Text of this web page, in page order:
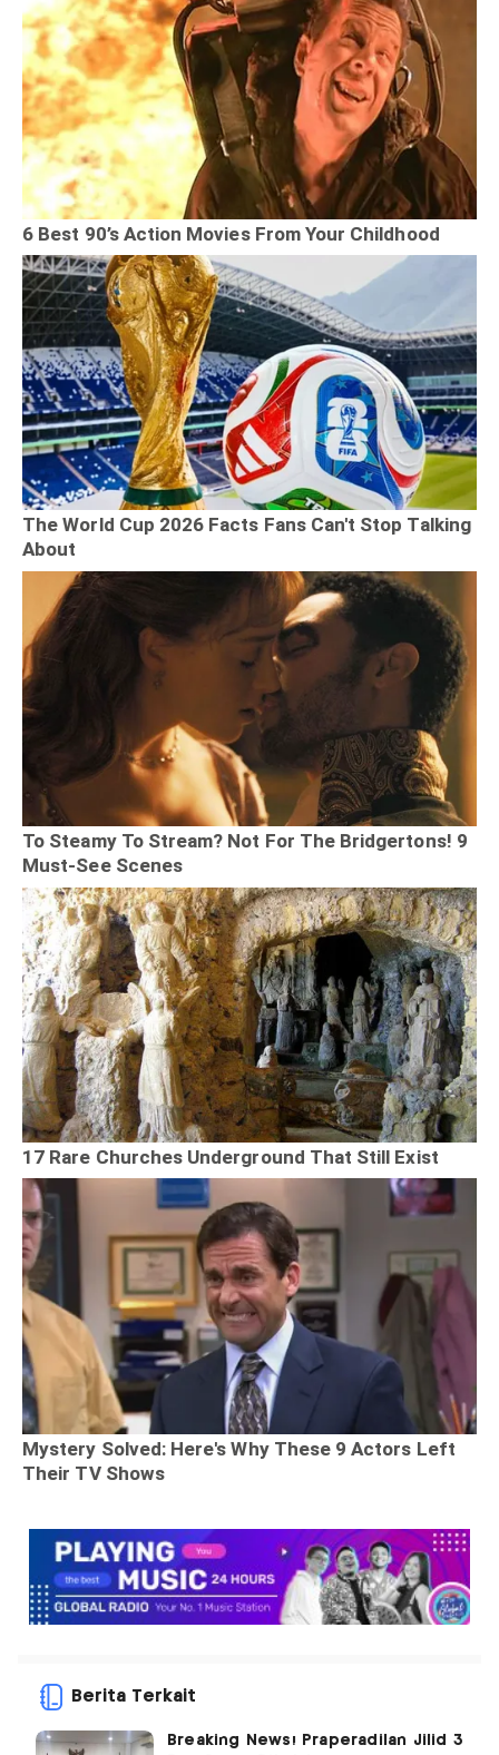
Berita Terkait
Breaking News! Praperadilan Jilid 3